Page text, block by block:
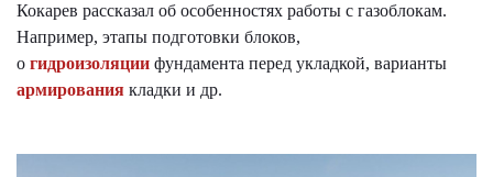
Кокарев рассказал об особенностях работы с газоблокам.
Например, этапы подготовки блоков,
о гидроизоляции фундамента перед укладкой, варианты
армирования кладки и др.